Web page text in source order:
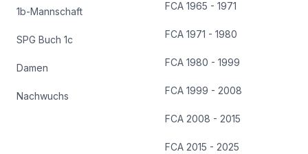
1b-Mannschaft
SPG Buch 1c
Damen
Nachwuchs
FCA 1965 - 1971
FCA 1971 - 1980
FCA 1980 - 1999
FCA 1999 - 2008
FCA 2008 - 2015
FCA 2015 - 2025